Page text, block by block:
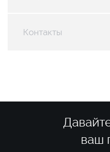
Контакты
ваш